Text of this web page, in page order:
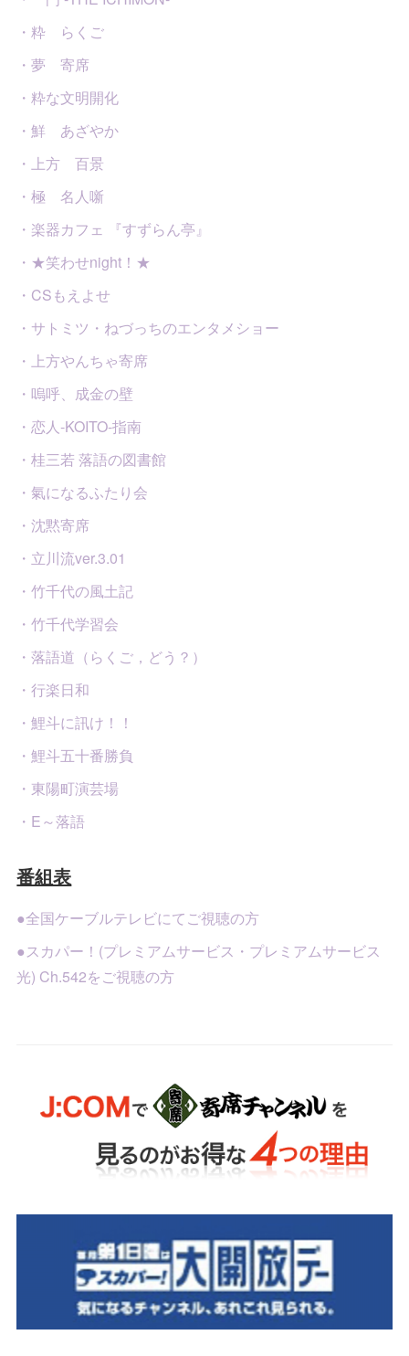
・粋 らくご
・夢 寄席
・粋な文明開化
・鮮 あざやか
・上方 百景
・極 名人噺
・楽器カフェ 『すずらん亭』
・★笑わせnight！★
・CSもえよせ
・サトミツ・ねづっちのエンタメショー
・上方やんちゃ寄席
・嗚呼、成金の壁
・恋人-KOITO-指南
・桂三若 落語の図書館
・氣になるふたり会
・沈黙寄席
・立川流ver.3.01
・竹千代の風土記
・竹千代学習会
・落語道（らくご，どう？）
・行楽日和
・鯉斗に訊け！！
・鯉斗五十番勝負
・東陽町演芸場
・E～落語
番組表
●全国ケーブルテレビにてご視聴の方
●スカパー！(プレミアムサービス・プレミアムサービス
光) Ch.542をご視聴の方